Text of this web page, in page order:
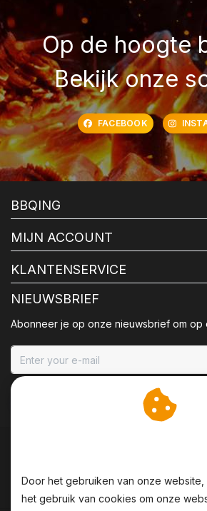
Op de hoogte
Bekijk onze
FACEBOOK
BBQING
MIJN ACCOUNT
KLANTENSERVICE
NIEUWSBRIEF
Abonneer je op onze nieuwsbrief om op
Door het gebruiken van onze
het gebruik van cookies om onze